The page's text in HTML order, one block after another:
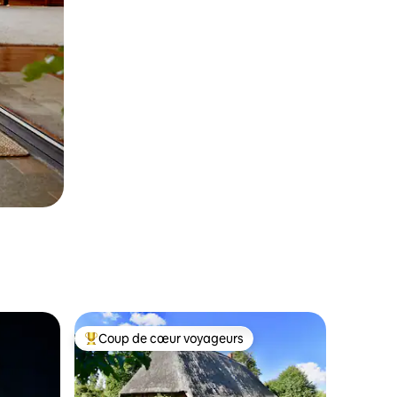
Coup de cœur voyageurs parmi les plus aimés
Coup de cœur voyageurs